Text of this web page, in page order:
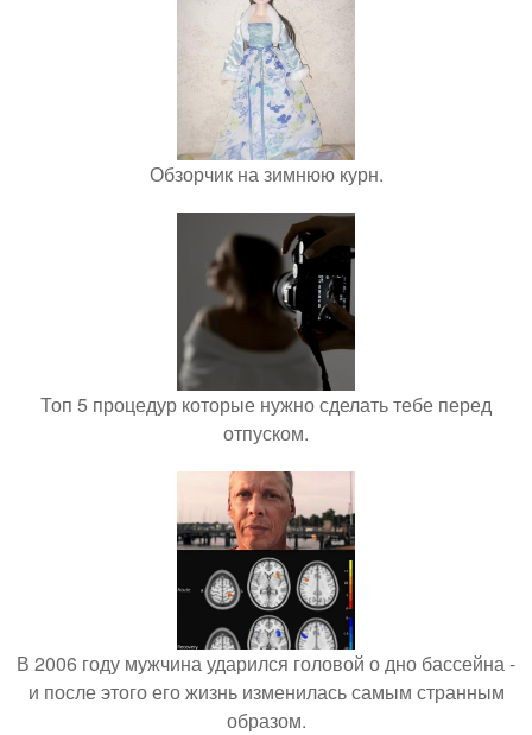
Обзорчик на зимнюю курн.
Топ 5 процедур которые нужно сделать тебе перед
отпуском.
В 2006 году мужчина ударился головой о дно бассейна -
и после этого его жизнь изменилась самым странным
образом.